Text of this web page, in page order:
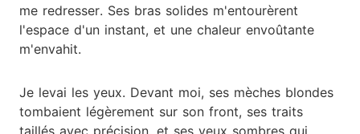
me redresser. Ses bras solides m'entourèrent
l'espace d'un instant, et une chaleur envoûtante
m'envahit.
Je levai les yeux. Devant moi, ses mèches blondes
tombaient légèrement sur son front, ses traits
taillés avec précision, et ses yeux sombres qui